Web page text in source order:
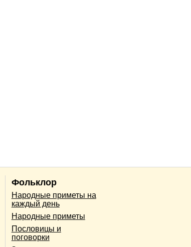
Фольклор
Народные приметы на
каждый день
Народные приметы
Пословицы и
поговорки